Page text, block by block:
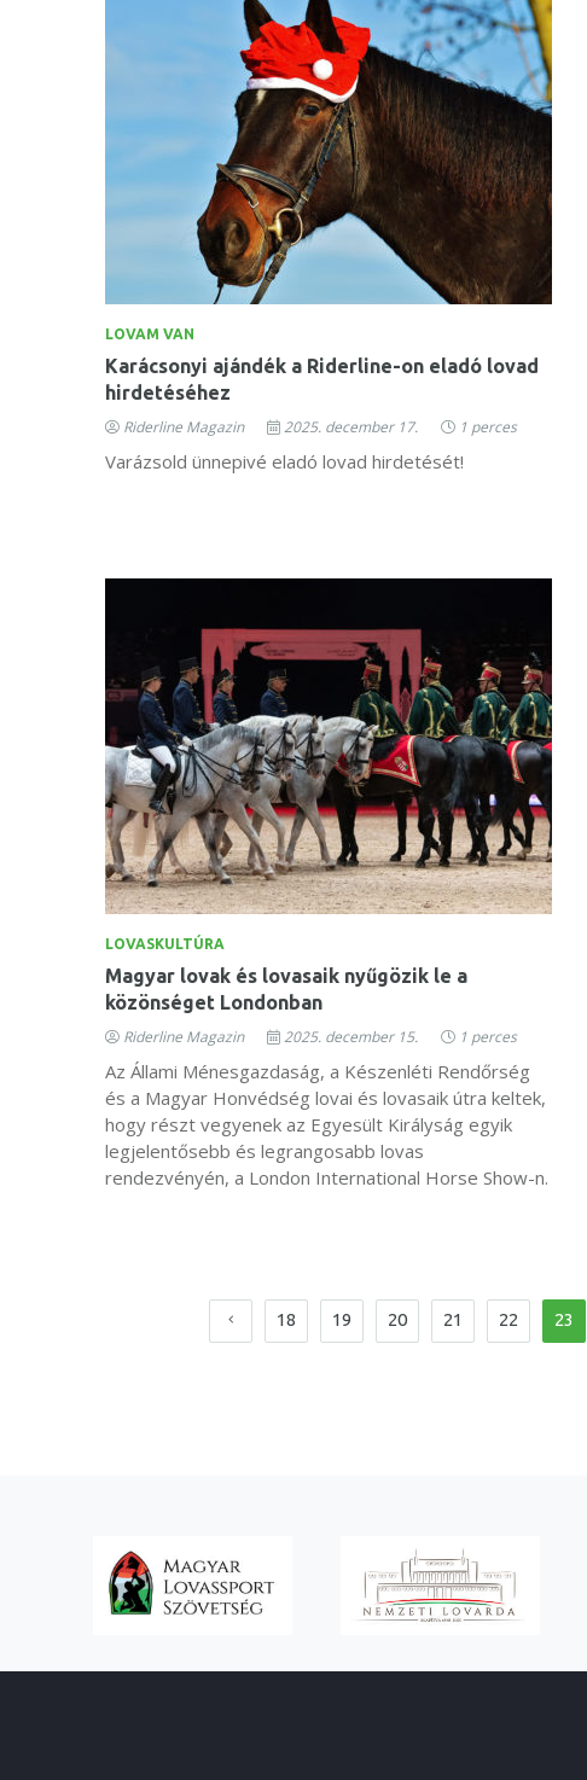
LOVAM VAN
Karácsonyi ajándék a Riderline-on eladó lovad
hirdetéséhez
Riderline Magazin 2025. december 17. 1 perces
Varázsold ünnepivé eladó lovad hirdetését!
LOVASKULTÚRA
Magyar lovak és lovasaik nyűgözik le a
közönséget Londonban
Riderline Magazin 2025. december 15. 1 perces
Az Állami Ménesgazdaság, a Készenléti Rendőrség
és a Magyar Honvédség lovai és lovasaik útra keltek,
hogy részt vegyenek az Egyesült Királyság egyik
legjelentősebb és legrangosabb lovas
rendezvényén, a London International Horse Show-n.
18 19 20 21 22 23